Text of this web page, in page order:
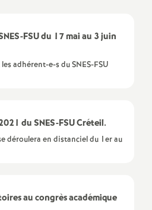
d
s
E
-FSUdu 17 mai au 3 juin
adhérent-e-s du SNES-FSU
duSNES-FSUCréteil.
déroulera en distanciel du 1er au
au congrès académique